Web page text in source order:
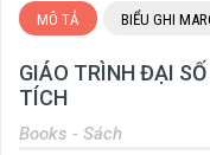
GIÁO TRÌNH ĐẠI
TÍCH
Books - Sách
MÔ TẢ BIỂU GHI